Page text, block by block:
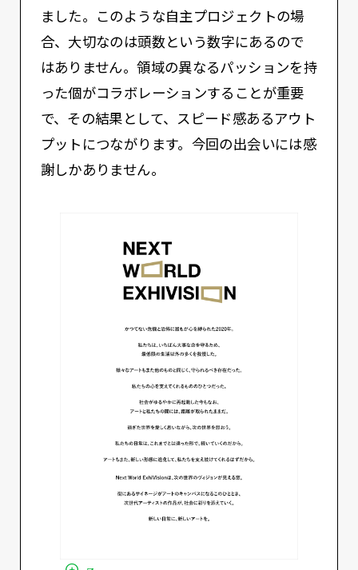
ました。このような自主プロジェクトの場
合、大切なのは頭数という数字にあるので
はありません。領域の異なるパッションを持
った個がコラボレーションすることが重要
で、その結果として、スピード感あるアウト
プットにつながります。今回の出会いには感
謝しかありません。